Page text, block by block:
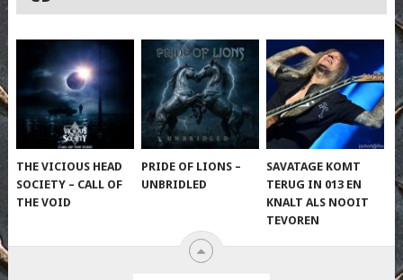
THE VICIOUS HEAD
SOCIETY – CALL OF
THE VOID
PRIDE OF LIONS –
UNBRIDLED
SAVATAGE KOMT
TERUG IN 013 EN
KNALT ALS NOOIT
TEVOREN